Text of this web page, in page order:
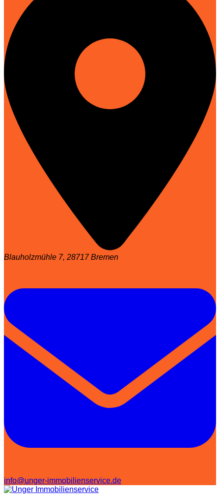
Blauholzmühle 7, 28717 Bremen
info@unger-immobilienservice.de